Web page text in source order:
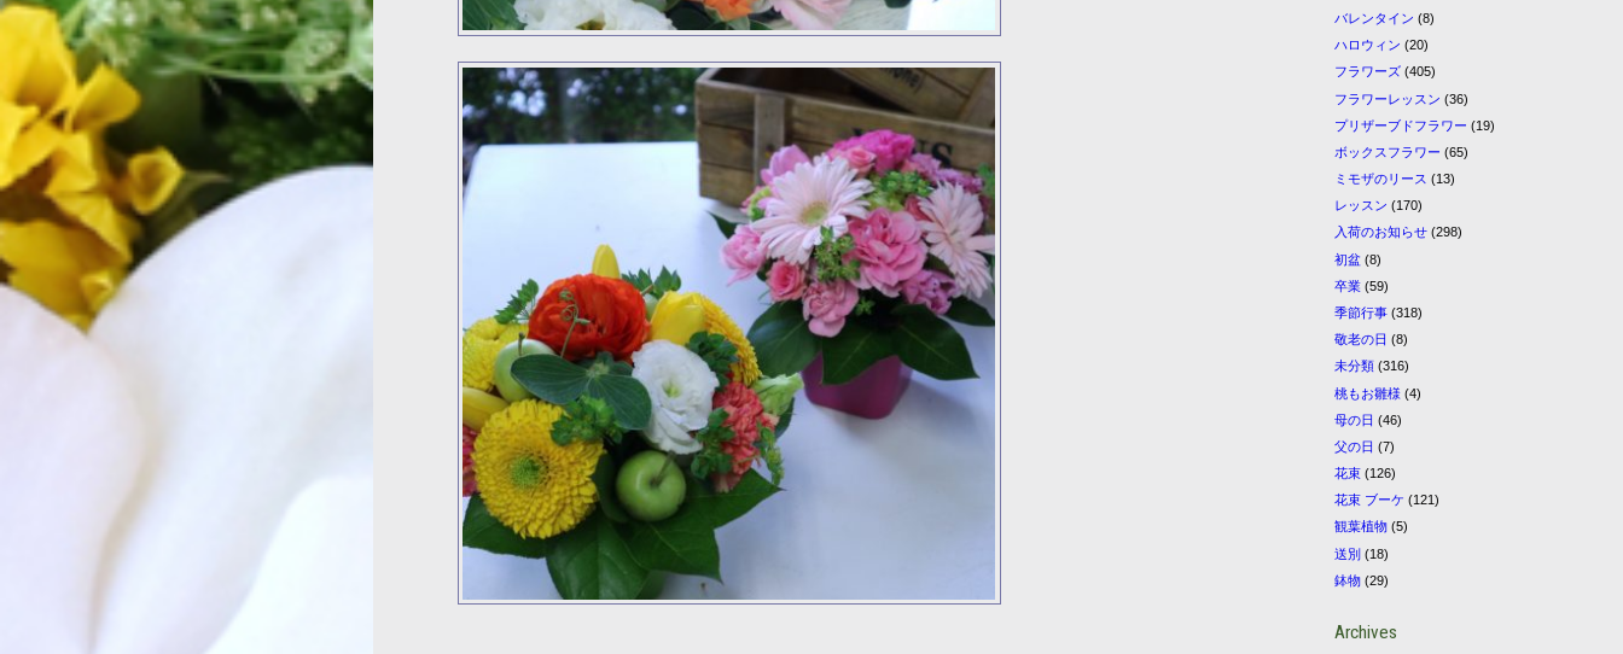
バレンタイン (8)
ハロウィン (20)
フラワーズ (405)
フラワーレッスン (36)
プリザーブドフラワー (19)
ボックスフラワー (65)
ミモザのリース (13)
レッスン (170)
入荷のお知らせ (298)
初盆 (8)
卒業 (59)
季節行事 (318)
敬老の日 (8)
未分類 (316)
桃もお雛様 (4)
母の日 (46)
父の日 (7)
花束 (126)
花束 ブーケ (121)
観葉植物 (5)
送別 (18)
鉢物 (29)
Archives